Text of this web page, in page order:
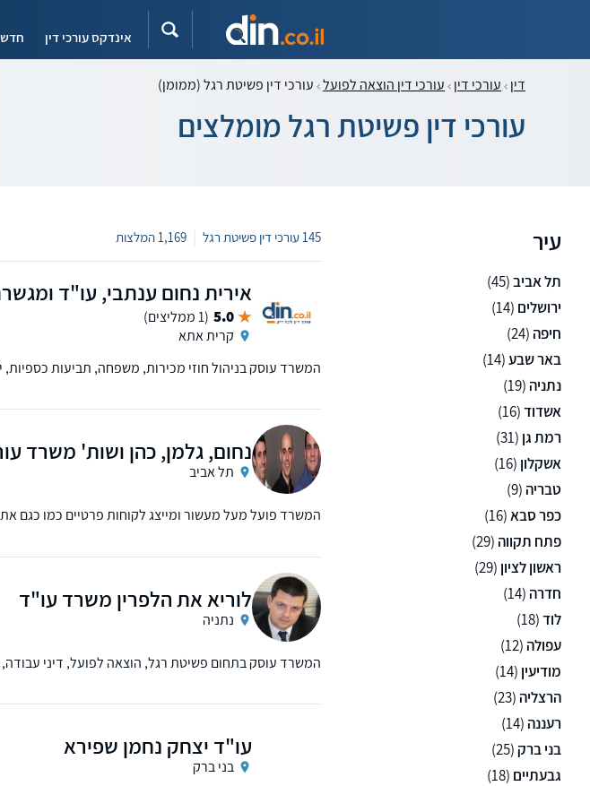
אינדקס עורכי דין
דין עורכי דין עורכי דין הוצאה לפועל עורכי דין פשיטת רגל (ממומן)
עורכי דין פשיטת רגל מומלצים
עיר
תל אביב(45)
ירושלים (14)
חיפה (24)
באר שבע(14)
נתניה (19)
אשדוד(16)
רמת גן (31)
אשקלון (16)
טבריה (9)
כפר סבא(16)
פתח תקווה (29)
ראשון לציון (29)
חדרה (14)
לוד(18)
עפולה (12)
מודיעין (14)
הרצליה (23)
רעננה (14)
בני ברק(25)
גבעתיים (18)
145 עורכי דין פשיטת רגל 1,169 המלצות
אירית נחום ענתבי, עו"ד
5.0 (1 ממליצים)
קרית אתא
המשרד עוסק בניהול חוזי מכירות, משפחה, תביעות כספיות,
נחום, גלמן, כהן ושות' משרד
תל אביב
המשרד פועל מעל מעשור ומייצג לקוחות פרטיים כמו כגם
לוריא את הלפרין משרד עו"ד
נתניה
המשרד עוסק בתחום פשיטת רגל, הוצאה לפועל, דיני
עו"ד יצחק נחמן שפירא
בני ברק